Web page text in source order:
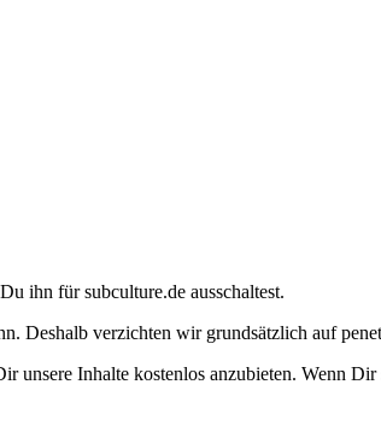
ihn für subculture.de ausschaltest.
Deshalb verzichten wir grundsätzlich auf
Inhalte kostenlos anzubieten. Wenn